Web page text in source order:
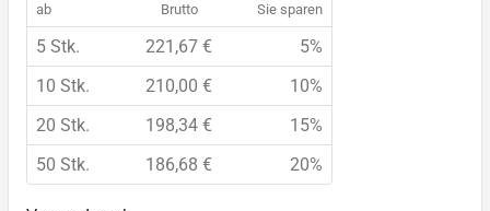
ab Brutto Sie sparen
5 Stk. 221,67 €
5%
10 Stk.
210,00 €
10%
20 Stk.
198,34 €
15%
50 Stk.
186,68 € 20%